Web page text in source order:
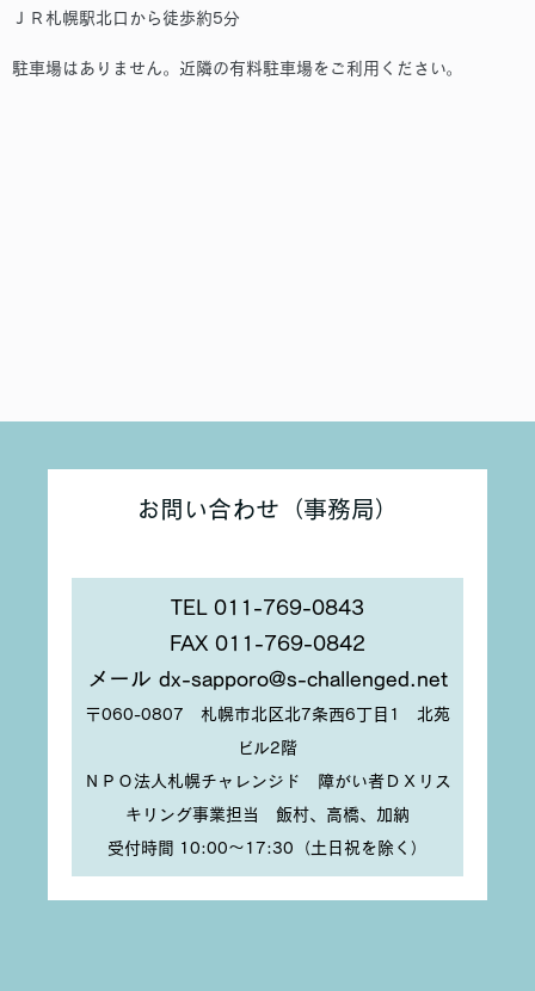
ＪＲ札幌駅北口から徒歩約5分
駐車場はありません。近隣の有料駐車場をご利用ください。
お問い合わせ（事務局）
TEL 011-769-0843
FAX 011-769-0842
メール dx-sapporo@s-challenged.net
〒060-0807 札幌市北区北7条西6丁目1 北苑
ビル2階
ＮＰＯ法人札幌チャレンジド 障がい者ＤＸリス
キリング事業担当 飯村、高橋、加納
受付時間 10:00〜17:30（土日祝を除く）